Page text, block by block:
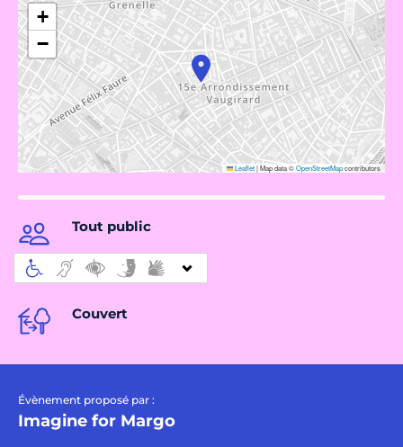
+
−
Leaflet|Map data ©OpenStreetMapcontributors
Tout public
Couvert
Évènement proposé par :
Imagine for Margo